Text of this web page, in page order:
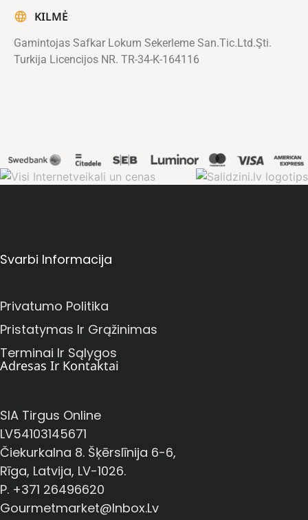
KILMĖ
Gamintojas Safkar Lokum Sekerleme San.Tic.Ltd.Şti.
Turkija Licencijos NR. TR-34-K-164116
Svarbi Informacija
Privatumo Politika
Pristatymas Ir Grąžinimas
Terminai Ir Sąlygos
Adresas Ir Kontaktai
SIA Tirgus Online
LV54103145671
Čiekurkalna 8. Šķērslīnija 6-6,
Rīga, Latvija, LV-1026.
P. +371 26496620
Gourmetmarket@inbox.lv